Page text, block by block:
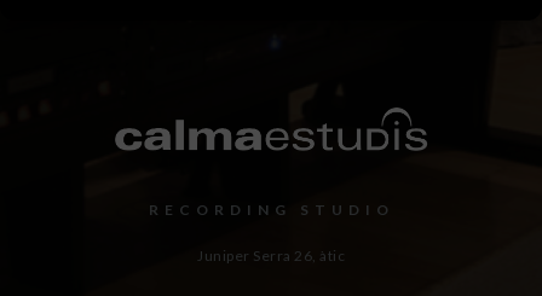
RECORDING STUDIO
Juniper Serra 26, àtic